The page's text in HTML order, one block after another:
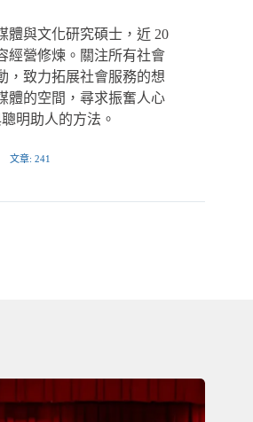
體與文化研究碩士，近 20
經營修煉。關注所有社會
，致力拓展社會服務的想
體的空間，尋求振奮人心
明助人的方法。
文章: 241